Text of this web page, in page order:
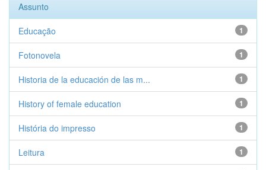
Assunto
1
Educação
1
Fotonovela
1
Historia de la educación de las m...
1
History of female education
1
História do impresso
1
Leitura